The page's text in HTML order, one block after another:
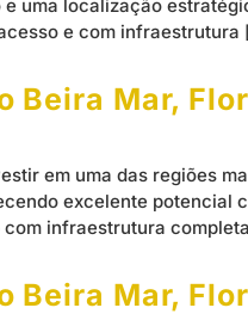
uma localização
e com
Beira Mar,
em uma das regiões
excelente
com infraestrutura
Beira Mar,